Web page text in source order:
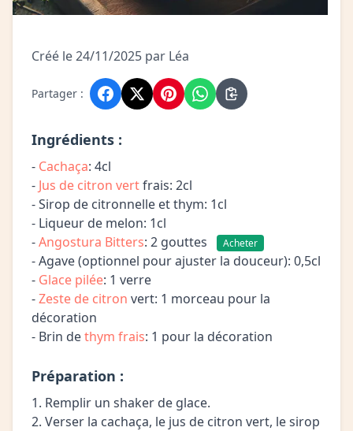
Créé le 24/11/2025 par Léa
Partager :
Ingrédients :
- Cachaça: 4cl
- Jus de citron vertfrais: 2cl
- Sirop de citronnelle et thym: 1cl
- Liqueur de melon: 1cl
-Angostura Bitters: 2 gouttes Acheter
- Agave (optionnel pour ajuster la douceur): 0,5cl
- Glace pilée: 1 verre
-Zeste de citron vert: 1 morceau pour la
décoration
- Brin dethym frais: 1 pour la décoration
Préparation :
1. Remplir un shaker de glace.
2. Verser la cachaça, le jus de citron vert, le sirop